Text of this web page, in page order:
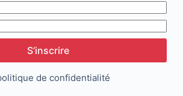
S’inscrire
de confidentialité